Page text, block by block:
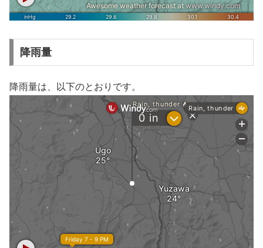
降雨量
降雨量は、以下のとおりです。